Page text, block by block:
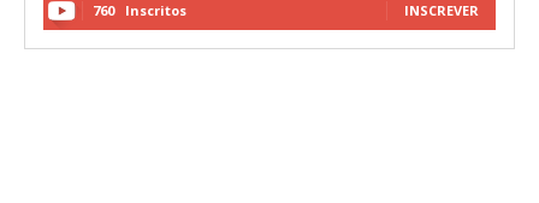
760 Inscritos INSCREVER